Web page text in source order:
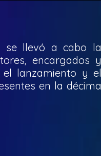
se llevó a cabo la
encargados y
lanzamiento y el
en la décima